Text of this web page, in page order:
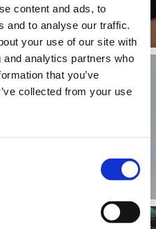
content and ads, to
and to analyse our traffic.
your use of our site with
analytics partners who
that you’ve
collected from your use